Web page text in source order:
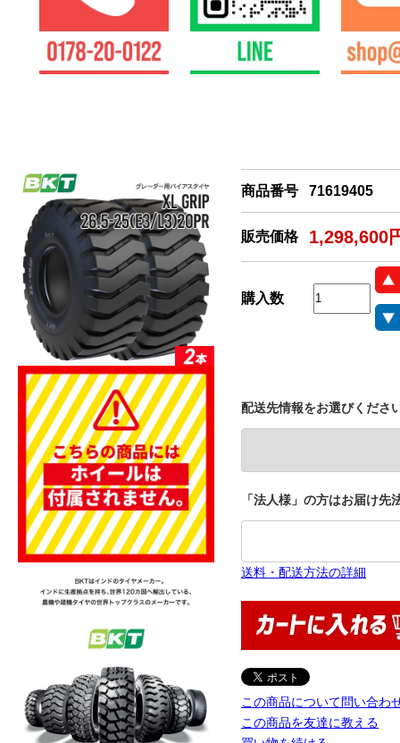
商品番号 71619405
販売価格 1,298,600
購入数
配送先情報をお選びくださ
「法人様」の方はお届け
送料・配送方法の詳細
この商品について問い合わ
この商品を友達に教える